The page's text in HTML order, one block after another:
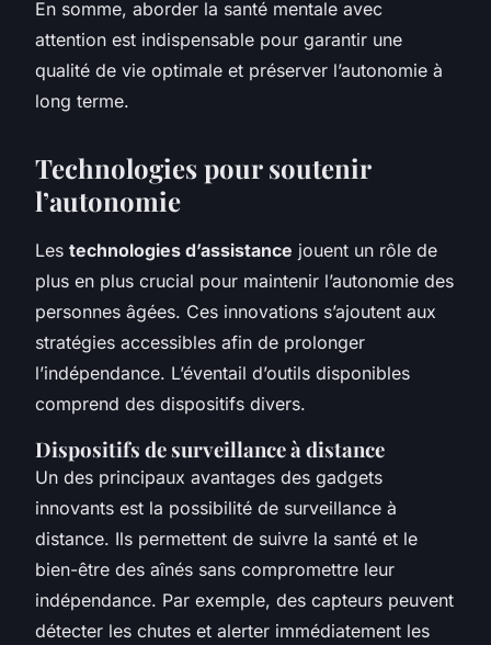
En somme, aborder la santé mentale avec
attention est indispensable pour garantir une
qualité de vie optimale et préserver l’autonomie à
long terme.
Technologies pour soutenir
l’autonomie
Les technologies d’assistance jouent un rôle de
plus en plus crucial pour maintenir l’autonomie des
personnes âgées. Ces innovations s’ajoutent aux
stratégies accessibles afin de prolonger
l’indépendance. L’éventail d’outils disponibles
comprend des dispositifs divers.
Dispositifs de surveillance à distance
Un des principaux avantages des gadgets
innovants est la possibilité de surveillance à
distance. Ils permettent de suivre la santé et le
bien-être des aînés sans compromettre leur
indépendance. Par exemple, des capteurs peuvent
détecter les chutes et alerter immédiatement les